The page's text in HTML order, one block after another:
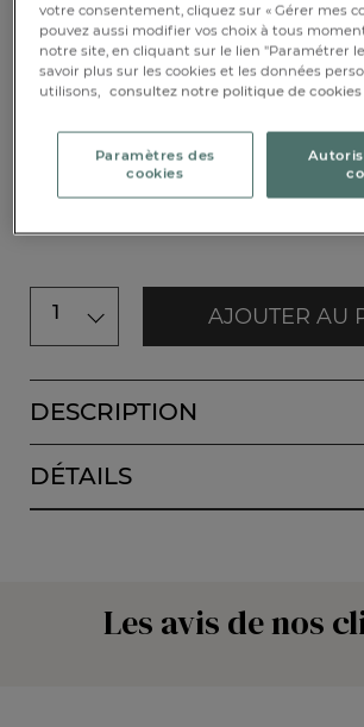
FR DE
Caractéristique :
2 gants
1 AJOUTER AU
DESCRIPTION
DÉTAILS
Les avis de nos
votre consentement, cliquez sur « Gérer mes
pouvez aussi modifier vos choix à tous
notre site, en cliquant sur le lien "Paramétrer
savoir plus sur les cookies et les données
utilisons, consultez notre politique de
Paramètres des
cookies